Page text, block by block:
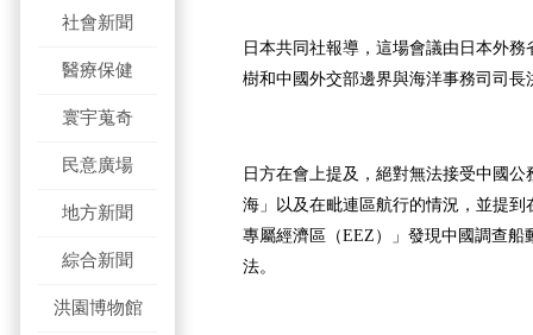
社會新聞
醫療保健
寰宇蒐奇
民意廣場
地方新聞
綜合新聞
洪園博物館
日本共同社報導，這場會議由日本外
樹和中國外交部邊界與海洋事務司司長
日方在會上提及，絕對無法接受中國
海」以及在毗連區航行的情況，並提
專屬經濟區（EEZ）」發現中國調查船
法。